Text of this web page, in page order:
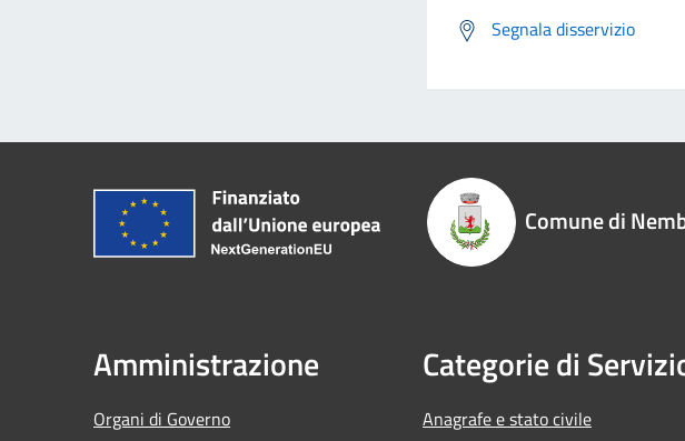
Segnala disservizio
Comune di
Amministrazione
Organi di Governo
Categorie di
Anagrafe e stato civile